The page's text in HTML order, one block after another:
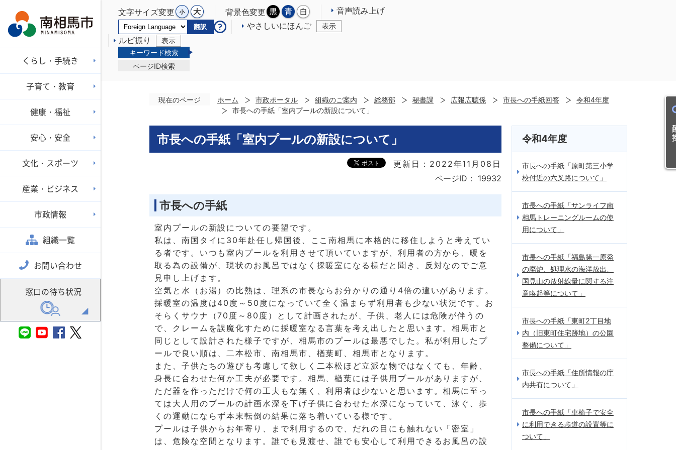
文字サイズ変更 背景色変更 音声読み上げ
翻訳 やさしいにほんご 表示
ルビ振り
表示
キーワード検索
ページID検索
くらし・手続き
子育て・教育
健康・福祉
安心・安全
文化・スポーツ
産業・ビジネス
市政情報
組織一覧
お問い合わせ
窓口の待ち状況
目
現在のページ ホーム 市政ポータル 組織のご案内 総務部 秘書課 広報広聴係 市長への手紙回答
令和4年度
市長への手紙「室内プールの新設について」
市長への手紙「室内プールの新設について」
更新日：2022年11月08日
ページID：
19932
市長への手紙
室内プールの新設についての要望です。
私は、南国タイに30年赴任し帰国後、ここ南相馬に本格的に移住しようと考えてい
る者です。いつも室内プールを利用させて頂いていますが、利用者の方から、暖を
取る為の設備が、現状のお風呂ではなく採暖室になる様だと聞き、反対なのでご意
見申し上げます。
空気と水（お湯）の比熱は、理系の市長ならお分かりの通り4倍の違いがあります。
採暖室の温度は40度～50度になっていて全く温まらず利用者も少ない状況です。お
そらくサウナ（70度～80度）として計画されたが、子供、老人には危険が伴うの
で、クレームを誤魔化すために採暖室なる言葉を考え出したと思います。相馬市と
同じとして設計された様子ですが、相馬市のプールは最悪でした。私が利用したプ
ールで良い順は、二本松市、南相馬市、楢葉町、相馬市となります。
また、子供たちの遊びも考慮して欲しく二本松ほど立派な物ではなくても、年齢、
身長に合わせた何か工夫が必要です。相馬、楢葉には子供用プールがありますが、
ただ器を作っただけで何の工夫もな無く、利用者は少ないと思います。相馬に至っ
ては大人用のプールの計画水深を下げ子供に合わせた水深になっていて、泳ぐ、歩
くの運動にならず本末転倒の結果に落ち着いている様です。
プールは子供からお年寄り、まで利用するので、だれの目にも触れない「密室」
は、危険な空間となります。誰でも見渡せ、誰でも安心して利用できるお風呂の設
令和4年度
市長への手紙「原町第三小学
校付近の六叉路について」
市長への手紙「サンライフ南
相馬トレーニングルームの使
用について」
市長への手紙「福島第一原発
の廃炉、処理水の海洋放出、
国見山の放射線量に関する注
意喚起等について」
市長への手紙「東町2丁目地
内（旧東町住宅跡地）の公園
整備について」
市長への手紙「住所情報の庁
内共有について」
市長への手紙「車椅子で安全
に利用できる歩道の設置等に
ついて」